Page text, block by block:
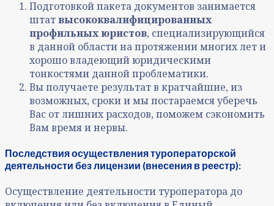
Подготовкой пакета документов занимается
штатвысококвалифицированных
профильных юристов, специализирующийся
в данной области на протяжении многих лет и
хорошо владеющий юридическими
тонкостями данной проблематики.
Вы получаете результат в кратчайшие, из
возможных, сроки и мы постараемся уберечь
Вас от лишних расходов, поможем сэкономить
Вам время и нервы.
Последствия осуществления туроператорской
деятельности без лицензии (внесения в реестр):
Осуществление деятельности туроператора до